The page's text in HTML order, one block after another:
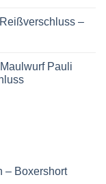
–
Pauli
– Boxershort